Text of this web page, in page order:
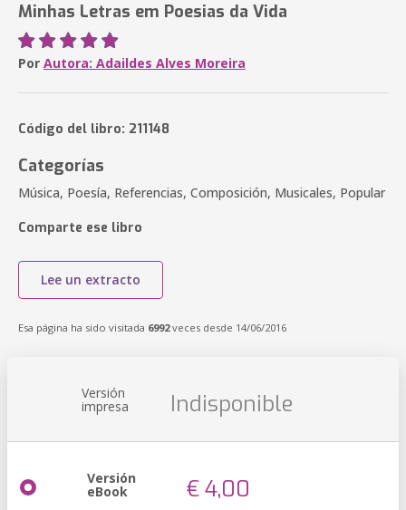
Minhas Letras em Poesias da Vida
Por Autora: Adaildes Alves Moreira
Código del libro: 211148
Categorías
Música, Poesía, Referencias, Composición, Musicales, Popular
Comparte ese libro
Lee un extracto
Esa página ha sido visitada 6992veces desde 14/06/2016
Versión
impresa Indisponible
Versión
eBook € 4,00